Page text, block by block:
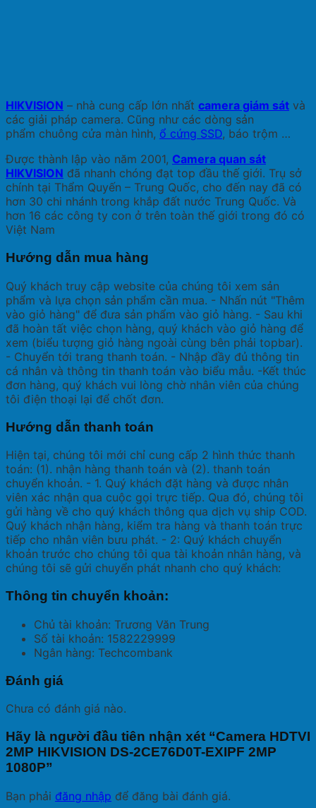
HIKVISION – nhà cung cấp lớn nhất camera giám sát và
các giải pháp camera. Cũng như các dòng sản
phẩm chuông cửa màn hình, ổ cứng SSD, báo trộm …
Được thành lập vào năm 2001, Camera quan sát
HIKVISION đã nhanh chóng đạt top đầu thế giới. Trụ sở
chính tại Thẩm Quyến – Trung Quốc, cho đến nay đã có
hơn 30 chi nhánh trong khắp đất nước Trung Quốc. Và
hơn 16 các công ty con ở trên toàn thế giới trong đó có
Việt Nam
Hướng dẫn mua hàng
Quý khách truy cập website của chúng tôi xem sản
phẩm và lựa chọn sản phẩm cần mua. - Nhấn nút "Thêm
vào giỏ hàng" để đưa sản phẩm vào giỏ hàng. - Sau khi
đã hoàn tất việc chọn hàng, quý khách vào giỏ hàng để
xem (biểu tượng giỏ hàng ngoài cùng bên phải topbar).
- Chuyển tới trang thanh toán. - Nhập đầy đủ thông tin
cá nhân và thông tin thanh toán vào biểu mẫu. -Kết thúc
đơn hàng, quý khách vui lòng chờ nhân viên của chúng
tôi điện thoại lại để chốt đơn.
Hướng dẫn thanh toán
Hiện tại, chúng tôi mới chỉ cung cấp 2 hình thức thanh
toán: (1). nhận hàng thanh toán và (2). thanh toán
chuyển khoản. - 1. Quý khách đặt hàng và được nhân
viên xác nhận qua cuộc gọi trực tiếp. Qua đó, chúng tôi
gửi hàng về cho quý khách thông qua dịch vụ ship COD.
Quý khách nhận hàng, kiểm tra hàng và thanh toán trực
tiếp cho nhân viên bưu phát. - 2: Quý khách chuyển
khoản trước cho chúng tôi qua tài khoản nhân hàng, và
chúng tôi sẽ gửi chuyển phát nhanh cho quý khách:
Thông tin chuyển khoản:
Chủ tài khoản: Trương Văn Trung
Số tài khoản: 1582229999
Ngân hàng: Techcombank
Đánh giá
Chưa có đánh giá nào.
Hãy là người đầu tiên nhận xét “Camera HDTVI
2MP HIKVISION DS-2CE76D0T-EXIPF 2MP
1080P”
Bạn phải đăng nhập để đăng bài đánh giá.